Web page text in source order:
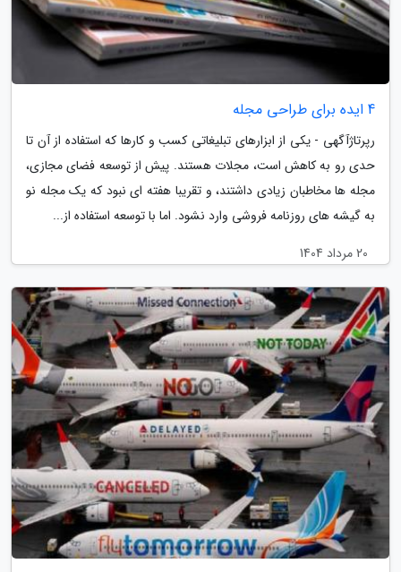
4 ایده برای طراحی مجله
رپرتاژآگهی - یکی از ابزارهای تبلیغاتی کسب و کارها که استفاده از آن تا
حدی رو به کاهش است، مجلات هستند. پیش از توسعه فضای مجازی،
مجله ها مخاطبان زیادی داشتند، و تقریبا هفته ای نبود که یک مجله نو
به گیشه های روزنامه فروشی وارد نشود. اما با توسعه استفاده از...
20 مرداد 1404